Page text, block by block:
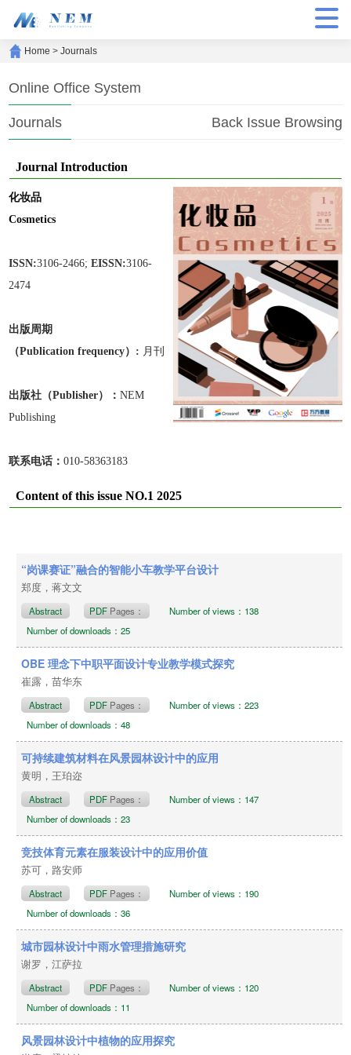
Home >Journals
Online Office System
Back Issue Browsing
Journals
Journal Introduction
化妆品
Cosmetics
ISSN:3106-2466;EISSN:3106-
2474
出版周期
（Publication frequency）: 月刊
出版社 （Publisher）：NEM
Publishing
联系电话：010-58363183
Content of this issue NO.1 2025
“岗课赛证”融合的智能小车教学平台设计
郑度，蒋文文
Abstract PDF Pages：
Number of views：138
Number of downloads：25
OBE 理念下中职平面设计专业教学模式探究
崔露，苗华东
Abstract PDF Pages：
Number of views：223
Number of downloads：48
可持续建筑材料在风景园林设计中的应用
黄明，王珀迩
Abstract PDF Pages：
Number of views：147
Number of downloads：23
竞技体育元素在服装设计中的应用价值
苏可，路安师
Abstract PDF Pages：
Number of views：190
Number of downloads：36
城市园林设计中雨水管理措施研究
谢罗，江萨拉
Abstract PDF Pages：
Number of views：120
Number of downloads：11
风景园林设计中植物的应用探究